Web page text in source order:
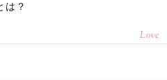
は？
Love